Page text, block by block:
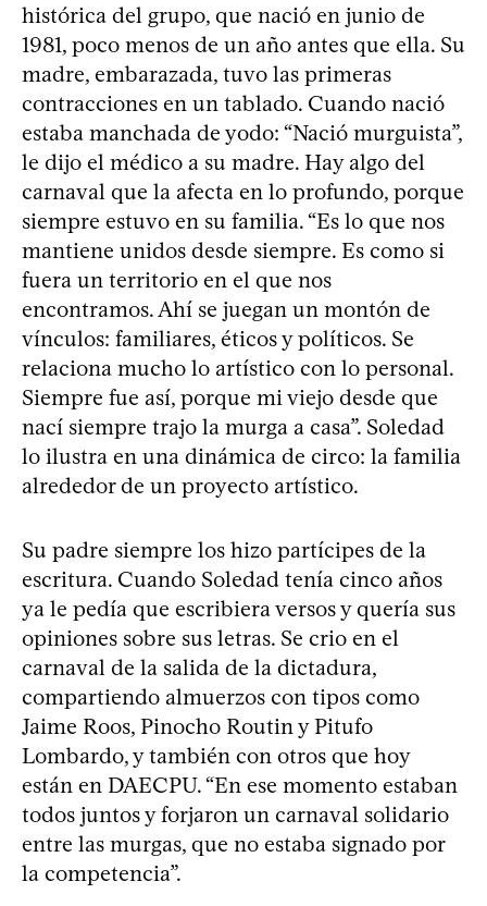
histórica del grupo, que nació en junio de
1981, poco menos de un año antes que ella. Su
madre, embarazada, tuvo las primeras
contracciones en un tablado. Cuando nació
estaba manchada de yodo: “Nació murguista”,
le dijo el médico a su madre. Hay algo del
carnaval que la afecta en lo profundo, porque
siempre estuvo en su familia. “Es lo que nos
mantiene unidos desde siempre. Es como si
fuera un territorio en el que nos
encontramos. Ahí se juegan un montón de
vínculos: familiares, éticos y políticos. Se
relaciona mucho lo artístico con lo personal.
Siempre fue así, porque mi viejo desde que
nací siempre trajo la murga a casa”. Soledad
lo ilustra en una dinámica de circo: la familia
alrededor de un proyecto artístico.
Su padre siempre los hizo partícipes de la
escritura. Cuando Soledad tenía cinco años
ya le pedía que escribiera versos y quería sus
opiniones sobre sus letras. Se crio en el
carnaval de la salida de la dictadura,
compartiendo almuerzos con tipos como
Jaime Roos, Pinocho Routin y Pitufo
Lombardo, y también con otros que hoy
están en DAECPU. “En ese momento estaban
todos juntos y forjaron un carnaval solidario
entre las murgas, que no estaba signado por
la competencia”.